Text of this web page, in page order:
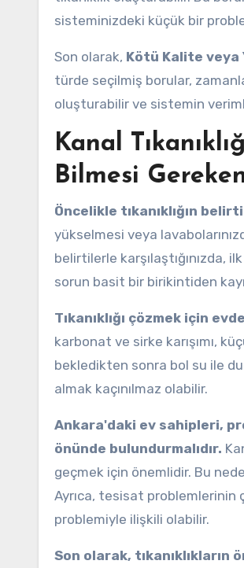
sisteminizdeki küçük bir
Son olarak, Kötü Kalite veya
türde seçilmiş borular,
oluşturabilir ve sistemin
Kanal
Bilmesi
Öncelikle tıkanıklığın
yükselmesi veya
belirtilerle karşılaştığınızda,
sorun basit bir birikintiden
Tıkanıklığı çözmek için
karbonat ve sirke karışımı,
bekledikten sonra bol su ile
almak kaçınılmaz olabilir.
Ankara'daki ev sahipleri,
önünde bulundurmalıdır.
geçmek için önemlidir. Bu
Ayrıca, tesisat problemlerinin
problemiyle ilişkili olabilir.
Son olarak,